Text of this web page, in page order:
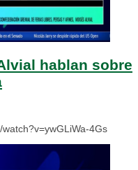
hablan sobre
4Gs